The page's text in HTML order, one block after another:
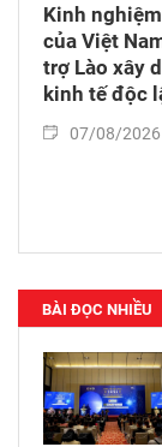
Kinh
của Việt
trợ Lào xây
kinh tế độc
07/08/2026
BÀI ĐỌC NHIỀU